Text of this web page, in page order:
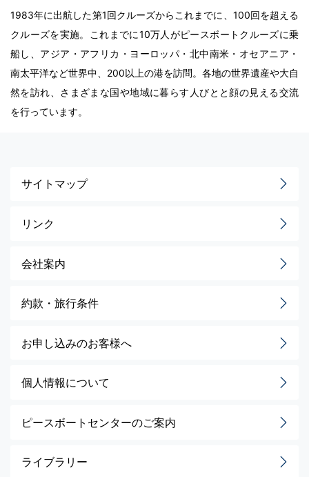
1983年に出航した第1回クルーズからこれまでに、100回を超える
クルーズを実施。これまでに10万人がピースボートクルーズに乗
船し、アジア・アフリカ・ヨーロッパ・北中南米・オセアニア・
南太平洋など世界中、200以上の港を訪問。各地の世界遺産や大自
然を訪れ、さまざまな国や地域に暮らす人びとと顔の見える交流
を行っています。
サイトマップ
リンク
会社案内
約款・旅行条件
お申し込みのお客様へ
個人情報について
ピースボートセンターのご案内
ライブラリー